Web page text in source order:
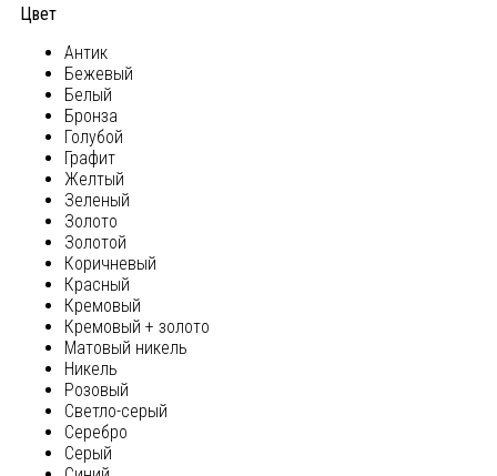
Цвет
Антик
Бежевый
Белый
Бронза
Голубой
Графит
Желтый
Зеленый
Золото
Золотой
Коричневый
Красный
Кремовый
Кремовый + золото
Матовый никель
Никель
Розовый
Светло-серый
Серебро
Серый